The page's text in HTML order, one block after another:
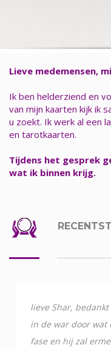
Lieve medemensen,
Ik ben helderziend en
van mijn kaarten kijk ik
u zoekt. Ik werk al een
en tarotkaarten.
Tijdens het gesprek
wat ik binnen krijg.
lieve Shar,
in de war door wat
fase en hij zal